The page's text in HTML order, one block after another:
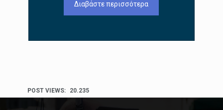
Διαβάστε περισσότερα
POST VIEWS: 20.235